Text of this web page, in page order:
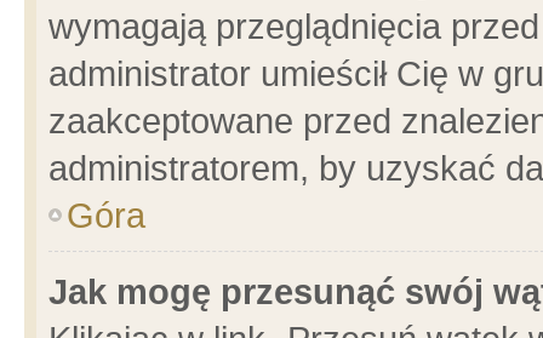
wymagają przeglądnięcia
administrator umieścił Cię w
zaakceptowane przed
administratorem, by uzyskać
Góra
Jak mogę przesunąć swój